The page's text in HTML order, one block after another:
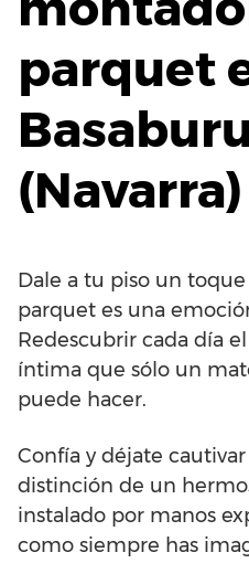
parquet
(Navarra)
Dale a tu piso un
parquet es una
Redescubrir cada día
íntima que sólo un
puede hacer.
Confía y déjate
distinción de un
instalado por manos
como siempre has